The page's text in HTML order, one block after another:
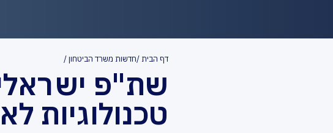
דף הבית חדשות משרד הביטחון
שת"פ
טכנולוגיות